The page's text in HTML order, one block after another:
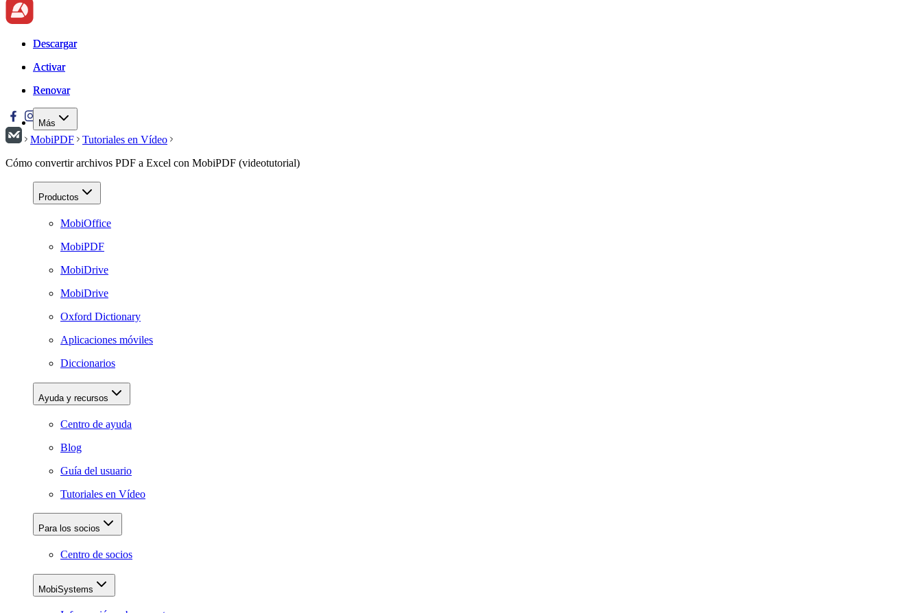
Descargar
Activar
Renovar
Más
Descargar
Activar
Renovar
MobiPDF
Tutoriales en Vídeo
Cómo convertir archivos PDF a Excel con MobiPDF (videotutorial)
Productos
MobiOffice
MobiPDF
MobiDrive
MobiDrive
Oxford Dictionary
Aplicaciones móviles
Diccionarios
Ayuda y recursos
Centro de ayuda
Blog
Guía del usuario
Tutoriales en Vídeo
Para los socios
Centro de socios
MobiSystems